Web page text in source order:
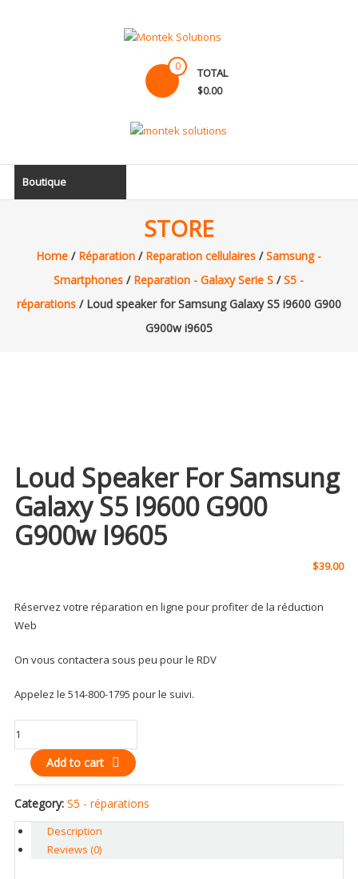
Ordinateur,
électronique
0 TOTAL
$0.00
Boutique
STORE
Home / Réparation / Reparation cellulaires /Samsung -
Smartphones / Reparation - Galaxy Serie S /S5 -
réparations/ Loud speaker for Samsung Galaxy S5 i9600 G900
G900w i9605
Loud Speaker For Samsung
Galaxy S5 I9600 G900
G900w I9605
$39.00
Réservez votre réparation en ligne pour profiter de la réduction
Web
On vous contactera sous peu pour le RDV
Appelez le 514-800-1795 pour le suivi.
Loud
speaker
Samsung
Galaxy
S5
i9600
G900
Add to cart
Category: S5 - réparations
Description
Reviews (0)